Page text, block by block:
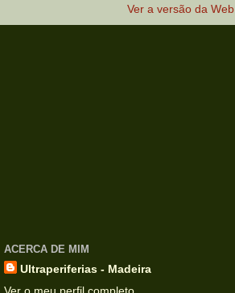
Ver a versão da Web
ACERCA DE MIM
Ultraperiferias - Madeira